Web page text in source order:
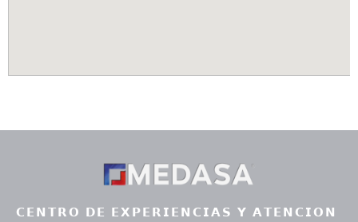
𝗖𝗘𝗡𝗧𝗥𝗢 𝗗𝗘 𝗘𝗫𝗣𝗘𝗥𝗜𝗘𝗡𝗖𝗜𝗔𝗦 𝗬 𝗔𝗧𝗘𝗡𝗖𝗜𝗢𝗡